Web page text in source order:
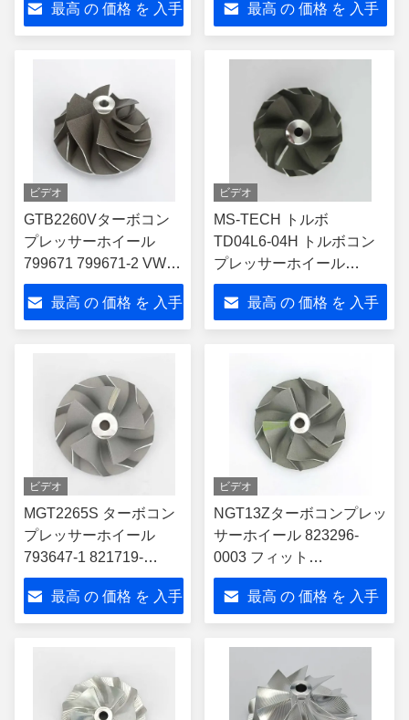
ジャー 4045031
4309076 5350611
最高 の 価格 を 入手
5002s最高 の 価格 を 入手
ビデオ
GTB2260Vターボコン
プレッサーホイール
799671 799671-2 VW
トゥーアレグ 3.0 TDI
245HP 2011-2015
最高 の 価格 を 入手
ビデオ
MS-TECH トルボ
TD04L6-04H トルボコン
プレッサーホイール
49377-07831 カディラッ
クATS 20最高 の 価格 を 入手
ビデオ
MGT2265S ターボコン
プレッサーホイール
793647-1 821719-
5004S BMW 5シリーズ
6シリーズ 7シリーズに
適しています
最高 の 価格 を 入手
ビデオ
NGT13Zターボコンプレッ
サーホイール 823296-
0003 フィット
24105975BAターボ
最高 の 価格 を 入手